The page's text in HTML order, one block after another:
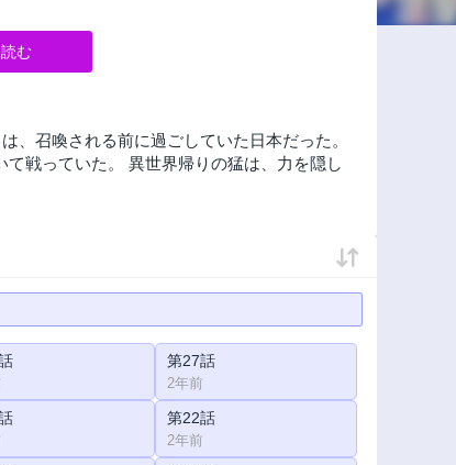
む
、召喚される前に過ごしていた日本だった。
戦っていた。 異世界帰りの猛は、力を隠し
第27話
2年前
第22話
2年前